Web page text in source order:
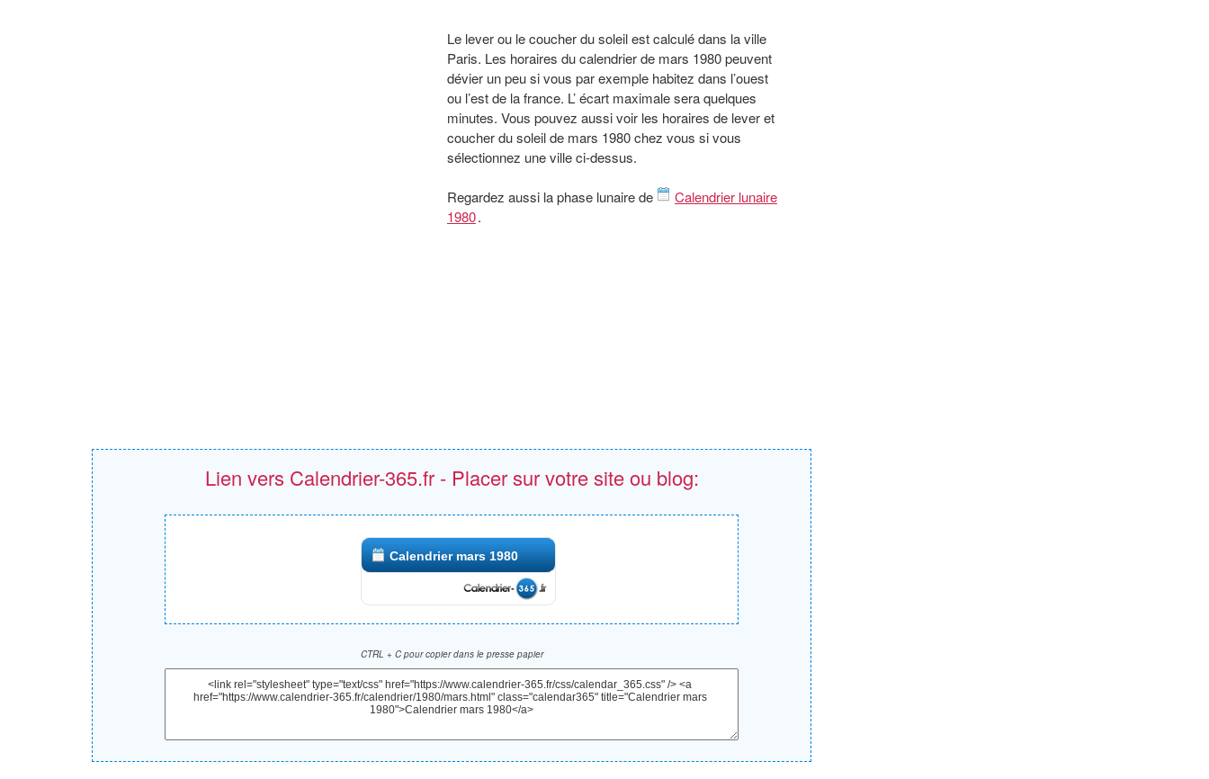
Le lever ou le coucher du soleil est calculé dans la ville
Paris. Les horaires du calendrier de mars 1980 peuvent
dévier un peu si vous par exemple habitez dans l’ouest
ou l’est de la france. L’ écart maximale sera quelques
minutes. Vous pouvez aussi voir les horaires de lever et
coucher du soleil de mars 1980 chez vous si vous
sélectionnez une ville ci-dessus.
Regardez aussi la phase lunaire de
Calendrier lunaire
1980.
Lien vers Calendrier-365.fr - Placer sur votre site ou blog:
Calendrier mars 1980
CTRL + C pour copier dans le presse papier